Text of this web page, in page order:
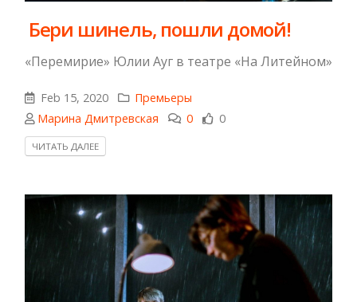
​ Бери шинель, пошли домой!
«Перемирие» Юлии Ауг в театре «На Литейном»
Feb 15, 2020
Премьеры
Марина Дмитревская
0 0
ЧИТАТЬ ДАЛЕЕ